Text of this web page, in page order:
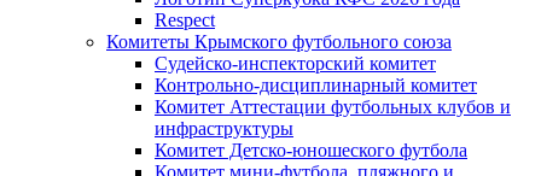
Respect
Комитеты Крымского футбольного союза
Судейско-инспекторский комитет
Контрольно-дисциплинарный комитет
Комитет Аттестации футбольных клубов и
инфраструктуры
Комитет Детско-юношеского футбола
Комитет мини-футбола, пляжного и